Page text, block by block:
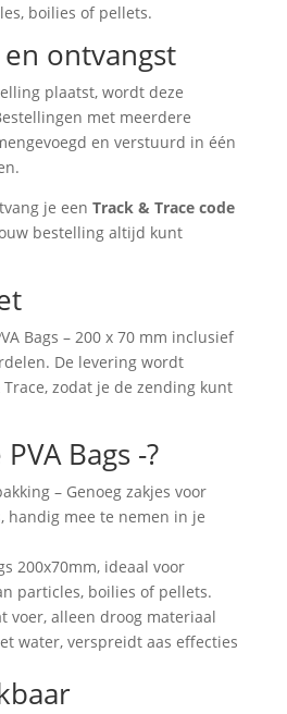
boilies of pellets.
ontvangst
plaatst, wordt deze
met meerdere
en verstuurd in één
je een Track & Trace code
bestelling altijd kunt
Bags – 200 x 70 mm inclusief
De levering wordt
zodat je de zending kunt
Bags -?
– Genoeg zakjes voor
handig mee te nemen in je
200x70mm, ideaal voor
particles, boilies of pellets.
voer, alleen droog materiaal
water, verspreidt aas effecties